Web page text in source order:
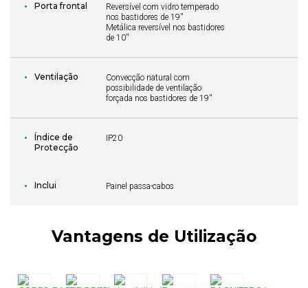
Porta frontal
Reversível com vidro temperado
nos bastidores de 19''
Metálica reversível nos bastidores
de 10''
Ventilação
Convecção natural com
possibilidade de ventilação
forçada nos bastidores de 19''
Índice de
Protecção
IP20
Inclui Painel passa-cabos
Vantagens de Utilização